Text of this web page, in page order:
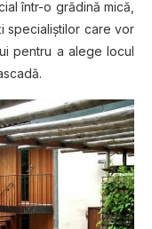
într-o grădină mică,
specialiştilor care vor
pentru a alege locul